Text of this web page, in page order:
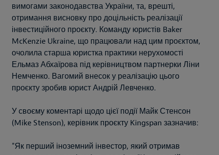
вимогами законодавства України, та, врешті,
отримання висновку про доцільність реалізації
інвестиційного проєкту. Команду юристів Baker
McKenzie Ukraine, що працювали над цим проєктом,
очолила старша юристка практики нерухомості
Ельмаз Абхаїрова під керівництвом партнерки Ліни
Немченко. Вагомий внесок у реалізацію цього
проєкту зробив юрист Андрій Левченко.
У своєму коментарі щодо цієї події Майк Стенсон
(Mike Stenson), керівник проєкту Kingspan зазначив:
"Як перший іноземний інвестор, який отримав